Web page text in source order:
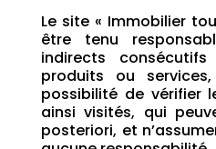
Le site « Immobilier
être tenu
indirects
produits ou
possibilité de vérifier
ainsi visités, qui
posteriori, et